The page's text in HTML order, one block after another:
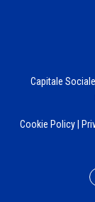
Capitale
Cookie Policy|